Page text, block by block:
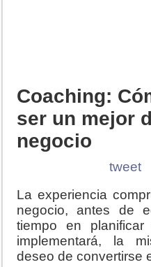
Coaching:
ser un mejor
negocio
tweet
La experiencia
negocio, antes de
tiempo en
implementará, la
deseo de convertirse